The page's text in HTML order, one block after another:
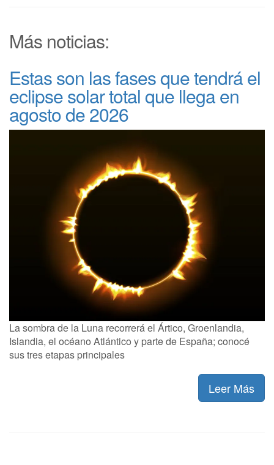
Más noticias:
Estas son las fases que tendrá el
eclipse solar total que llega en
agosto de 2026
La sombra de la Luna recorrerá el Ártico, Groenlandia,
Islandia, el océano Atlántico y parte de España; conocé
sus tres etapas principales
Leer Más